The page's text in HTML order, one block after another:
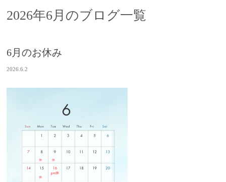
2026年6月のブログ一覧
6月のお休み
2026.6.2